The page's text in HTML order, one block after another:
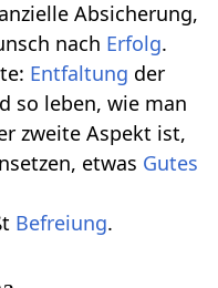
Absicherung,
nach Erfolg.
Entfaltung der
so leben, wie man
zweite Aspekt ist,
etwas Gutes
Befreiung.